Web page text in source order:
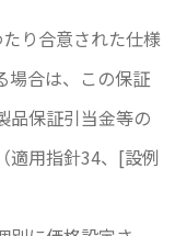
り合意された仕様
場合は、この保証
品保証引当金等の
適用指針34、[設例